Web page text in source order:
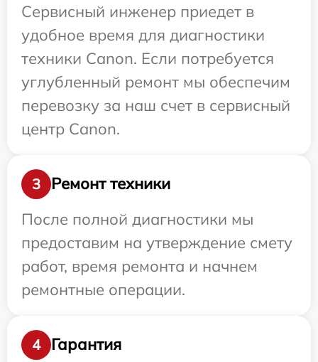
Сервисный инженер приедет в
удобное время для диагностики
техники Canon. Если потребуется
углубленный ремонт мы обеспечим
перевозку за наш счет в сервисный
центр Canon.
3
Ремонт техники
После полной диагностики мы
предоставим на утверждение смету
работ, время ремонта и начнем
ремонтные операции.
4
Гарантия